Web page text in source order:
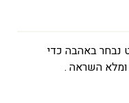
נבחר באהבה כדי
השראה .